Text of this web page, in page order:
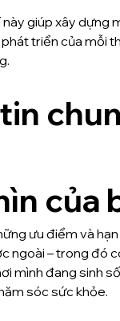
giúp xây dựng
triển của mỗi
của
ưu điểm và
ngoài – trong đó
mình đang sinh
sóc sức khỏe.